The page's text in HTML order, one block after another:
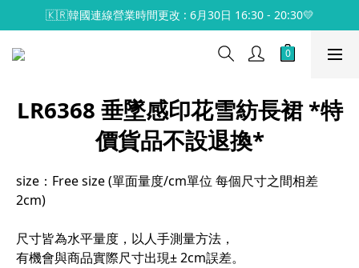
🇰🇷韓國連線營業時間更改 : 6月30日 16:30 - 20:30💛
LR6368 垂墜感印花雪紡長裙 *特
價貨品不設退換*
size：Free size (單面量度/cm單位 每個尺寸之間相差
2cm)
尺寸皆為水平量度，以人手測量方法，
有機會與商品實際尺寸出現± 2cm誤差。